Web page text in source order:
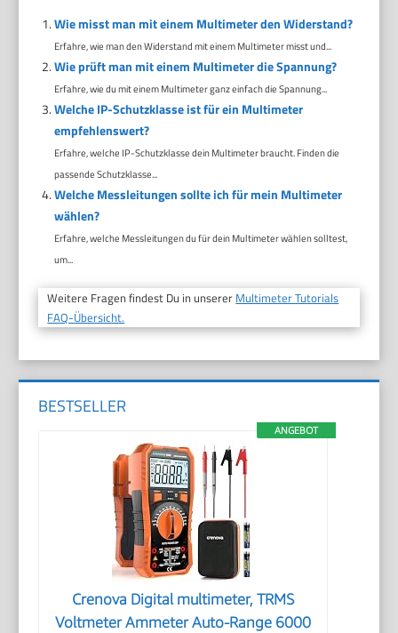
Wie misst man mit einem Multimeter den Widerstand?
Erfahre, wie man den Widerstand mit einem Multimeter misst und...
Wie prüft man mit einem Multimeter die Spannung?
Erfahre, wie du mit einem Multimeter ganz einfach die Spannung...
Welche IP-Schutzklasse ist für ein Multimeter
empfehlenswert?
Erfahre, welche IP-Schutzklasse dein Multimeter braucht. Finden die
passende Schutzklasse...
Welche Messleitungen sollte ich für mein Multimeter
wählen?
Erfahre, welche Messleitungen du für dein Multimeter wählen solltest,
um...
Weitere Fragen findest Du in unserer Multimeter Tutorials
FAQ-Übersicht.
BESTSELLER
ANGEBOT
Crenova Digital multimeter, TRMS
Voltmeter Ammeter Auto-Range 6000